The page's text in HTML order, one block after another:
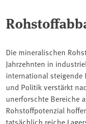
Die mineralischen
Jahrzehnten in
international
und Politik verstärkt
unerforschte Bereiche
Rohstoffpotenzial
tatsächlich reiche